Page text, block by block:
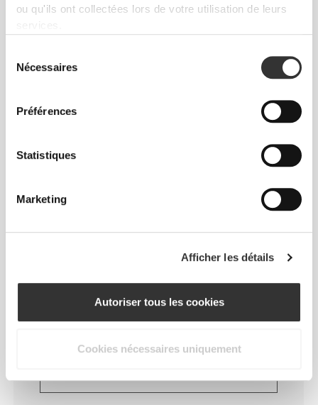
ou qu'ils ont collectées lors de votre utilisation de leurs
Nécessaires
Préférences
Statistiques
Marketing
Afficher les détails
Autoriser tous les cookies
Cookies nécessaires uniquement
contre la peau.
CONSEILS POUR LES TAILLES
Cet article
rehausse ta silhouette.